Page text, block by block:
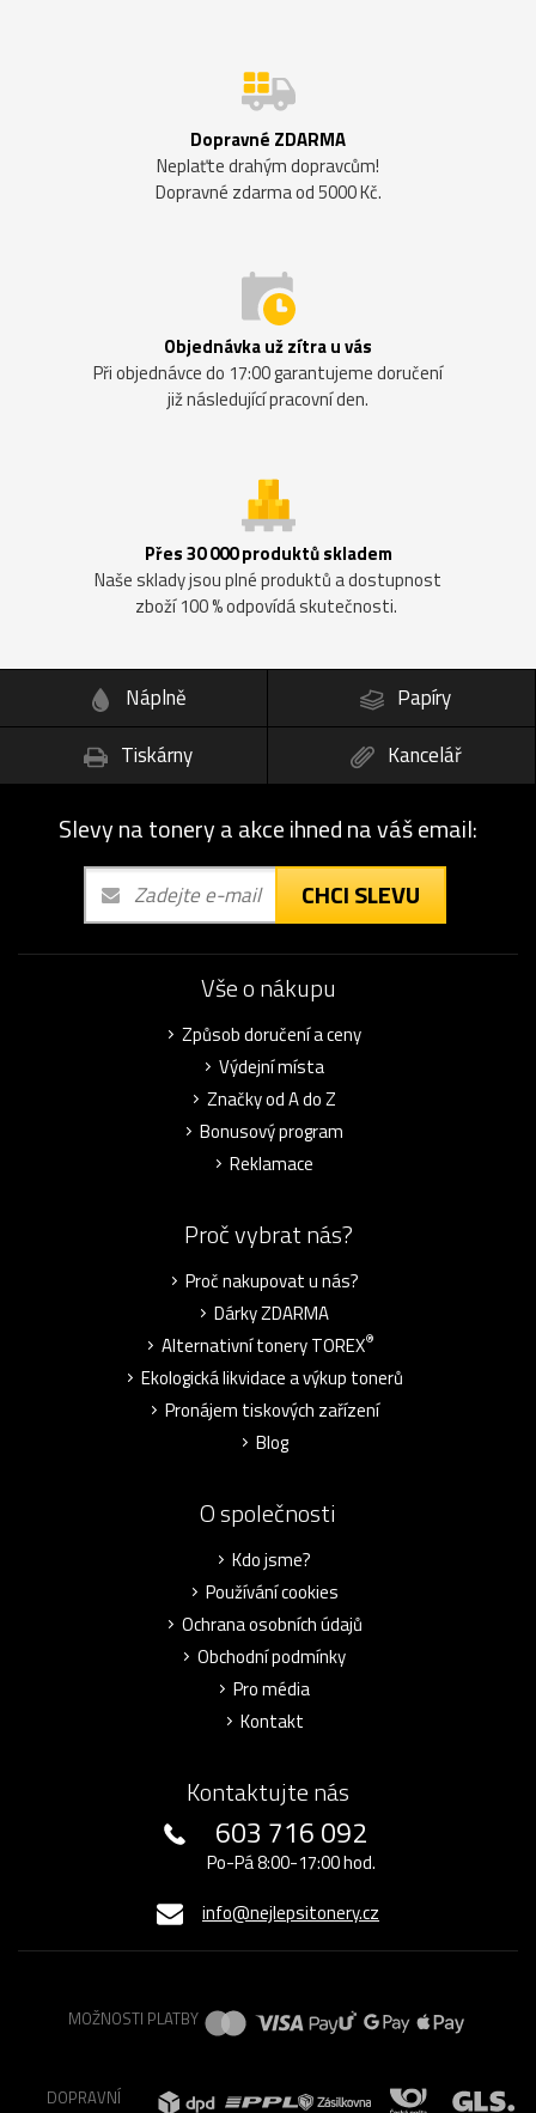
Dopravné ZDARMA
Neplaťte drahým dopravcům!
Dopravné zdarma od 5000 Kč.
Objednávka už zítra u vás
Při objednávce do 17:00 garantujeme doručení
již následující pracovní den.
Přes 30 000 produktů skladem
Naše sklady jsou plné produktů a dostupnost
zboží 100 % odpovídá skutečnosti.
Náplně
Papíry
Tiskárny
Kancelář
Slevy na tonery a akce ihned na váš email:
CHCI SLEVU
Vše o nákupu
Způsob doručení a ceny
Výdejní místa
Značky od A do Z
Bonusový program
Reklamace
Proč vybrat nás?
Proč nakupovat u nás?
Dárky ZDARMA
Alternativní tonery TOREX®
Ekologická likvidace a výkup tonerů
Pronájem tiskových zařízení
Blog
O společnosti
Kdo jsme?
Používání cookies
Ochrana osobních údajů
Obchodní podmínky
Pro média
Kontakt
Kontaktujte nás
603 716 092
Po-Pá 8:00-17:00 hod.
info@nejlepsitonery.cz
MOŽNOSTI PLATBY
DOPRAVNÍ